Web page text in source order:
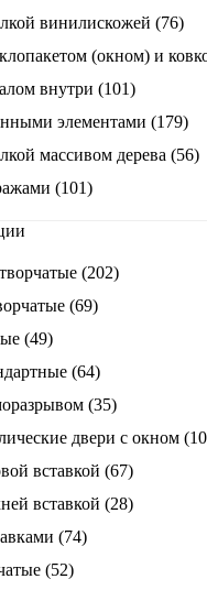
винилискожей (76)
(окном) и
внутри (101)
элементами (179)
массивом дерева (56)
(101)
(202)
(69)
(49)
(64)
(35)
двери с окном
вставкой (67)
вставкой (28)
(74)
(52)